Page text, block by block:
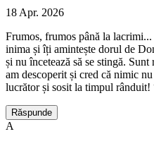
18 Apr. 2026
Frumos, frumos până la
inima și îți amintește dorul de
și nu încetează să se stingă.
am descoperit și cred că nimic
lucrător și sosit la timpul
Răspunde
A